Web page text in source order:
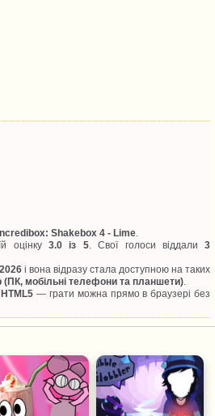
Shakebox 4 - Lime
оцінку3.0 із 5. Свої голоси віддали3
2026 і вона відразу стала доступною на таких
(ПК, мобільні телефони та планшети)
HTML5— грати можна прямо в браузері без